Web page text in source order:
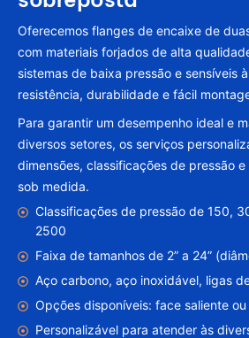
Oferecemos flanges de encaixe de
com materiais forjados de alta
sistemas de baixa pressão e sensíveis
resistência, durabilidade e fácil
Para garantir um desempenho ideal e
diversos setores, os serviços
dimensões, classificações de pressão
sob medida.
Classificações de pressão de 150,
2500
Faixa de tamanhos de 2” a 24”
Aço carbono, aço inoxidável, ligas
Opções disponíveis: face saliente
Personalizável para atender às